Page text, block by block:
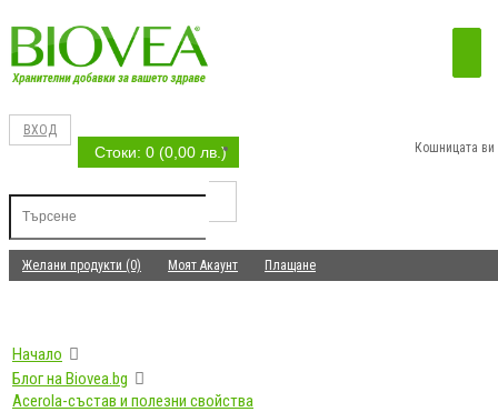
ВХОД
Стоки: 0 (0,00 лв.) Кошницата ви
Желани продукти (0) Моят Акаунт Плащане
Начало
Блог на Biovea.bg
Acerola-състав и полезни свойства